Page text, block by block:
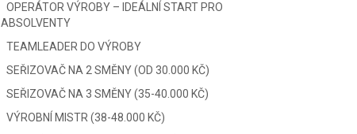
OPERÁTOR VÝROBY – IDEÁLNÍ START PRO
ABSOLVENTY
TEAMLEADER DO VÝROBY
SEŘIZOVAČ NA 2 SMĚNY (OD 30.000 KČ)
SEŘIZOVAČ NA 3 SMĚNY (35-40.000 KČ)
VÝROBNÍ MISTR (38-48.000 KČ)